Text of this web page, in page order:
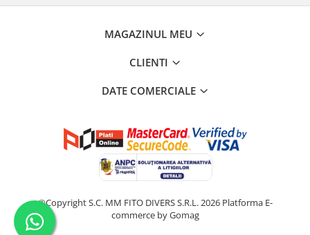
MAGAZINUL MEU
CLIENTI
DATE COMERCIALE
©Copyright S.C. MM FITO DIVERS S.R.L. 2026 Platforma E-
commerce by Gomag